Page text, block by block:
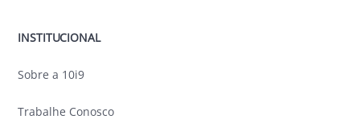
INSTITUCIONAL
Sobre a 10i9
Trabalhe Conosco